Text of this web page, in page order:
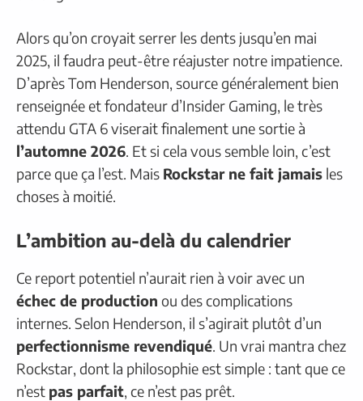
Alors qu’on croyait serrer les dents jusqu’en mai
2025, il faudra peut-être réajuster notre impatience.
D’après Tom Henderson, source généralement bien
renseignée et fondateur d’Insider Gaming, le très
attendu GTA 6 viserait finalement une sortie à
l’automne 2026. Et si cela vous semble loin, c’est
parce que ça l’est. Mais Rockstar ne fait jamais les
choses à moitié.
L’ambition au-delà du calendrier
Ce report potentiel n’aurait rien à voir avec un
échec de production ou des complications
internes. Selon Henderson, il s’agirait plutôt d’un
perfectionnisme revendiqué. Un vrai mantra chez
Rockstar, dont la philosophie est simple : tant que ce
n’est pas parfait, ce n’est pas prêt.